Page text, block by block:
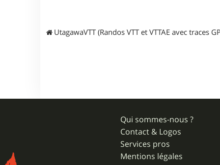
UtagawaVTT (Randos VTT et VTTAE avec traces
Qui sommes-nous ?
Contact & Logos
Services pros
Mentions légales